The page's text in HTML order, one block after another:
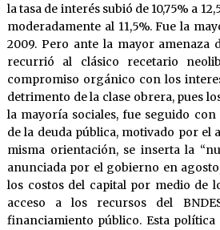
la tasa de interés subió de 10,75% a
moderadamente al 11,5%. Fue la
2009. Pero ante la mayor amenaza
recurrió al clásico recetario
compromiso orgánico con los
detrimento de la clase obrera, pues
la mayoría sociales, fue seguido
de la deuda pública, motivado por el
misma orientación, se inserta la
anunciada por el gobierno en
los costos del capital por medio de
acceso a los recursos del
financiamiento público. Esta política